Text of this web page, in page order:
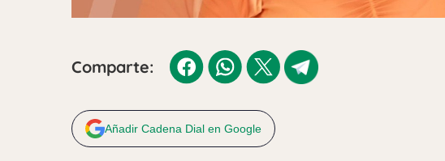
Comparte:
Añadir Cadena Dial en Google